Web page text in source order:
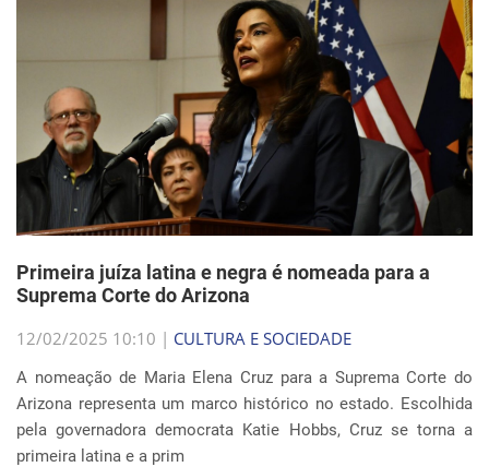
Primeira juíza latina e negra é nomeada para a
Suprema Corte do Arizona
12/02/2025 10:10 | CULTURA E SOCIEDADE
A nomeação de Maria Elena Cruz para a Suprema Corte do
Arizona representa um marco histórico no estado. Escolhida
pela governadora democrata Katie Hobbs, Cruz se torna a
primeira latina e a prim